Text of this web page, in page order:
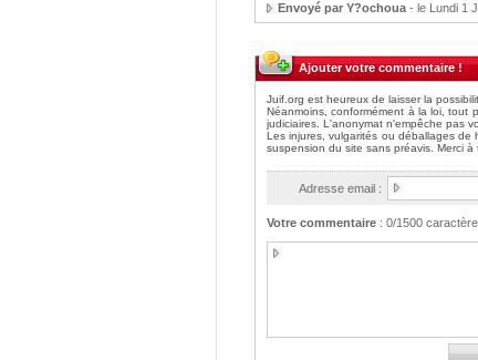
Envoyé par Y?ochoua- le Lundi 1
Ajouter votre commentaire !
Adresse email :
Votre commentaire: 0/1500